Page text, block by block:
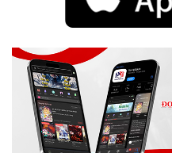
Kỳ Ảo
Linh Dị
Làm Giàu